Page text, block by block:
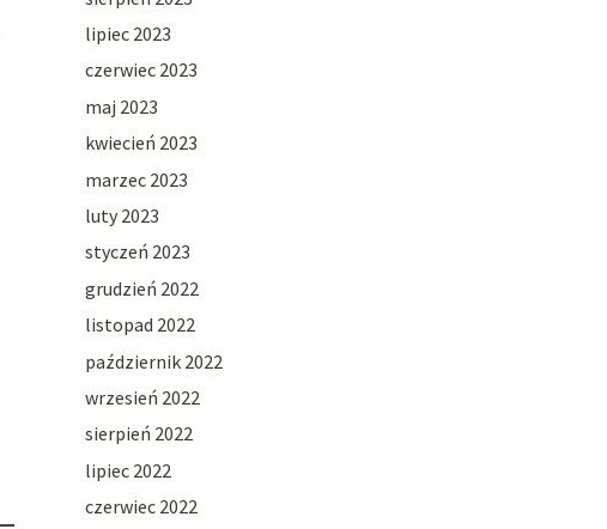
lipiec 2023
czerwiec 2023
maj 2023
kwiecień 2023
marzec 2023
luty 2023
styczeń 2023
grudzień 2022
listopad 2022
październik 2022
wrzesień 2022
sierpień 2022
lipiec 2022
czerwiec 2022